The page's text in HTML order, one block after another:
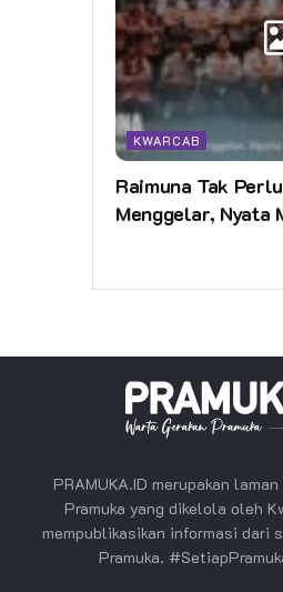
KWARCAB
Raimuna Tak
Menggelar, Nyata
PRAMUKA.ID merupakan
Pramuka yang dikelola oleh
mempublikasikan informasi dari
Pramuka.